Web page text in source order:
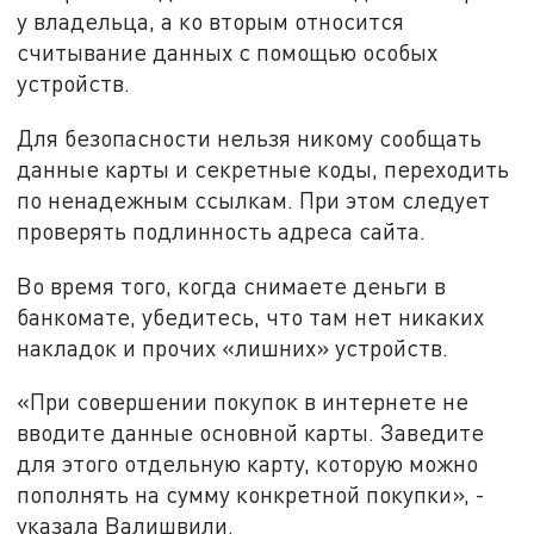
у владельца, а ко вторым относится
считывание данных с помощью особых
устройств.
Для безопасности нельзя никому сообщать
данные карты и секретные коды, переходить
по ненадежным ссылкам. При этом следует
проверять подлинность адреса сайта.
Во время того, когда снимаете деньги в
банкомате, убедитесь, что там нет никаких
накладок и прочих «лишних» устройств.
«При совершении покупок в интернете не
вводите данные основной карты. Заведите
для этого отдельную карту, которую можно
пополнять на сумму конкретной покупки», -
указала Валишвили.